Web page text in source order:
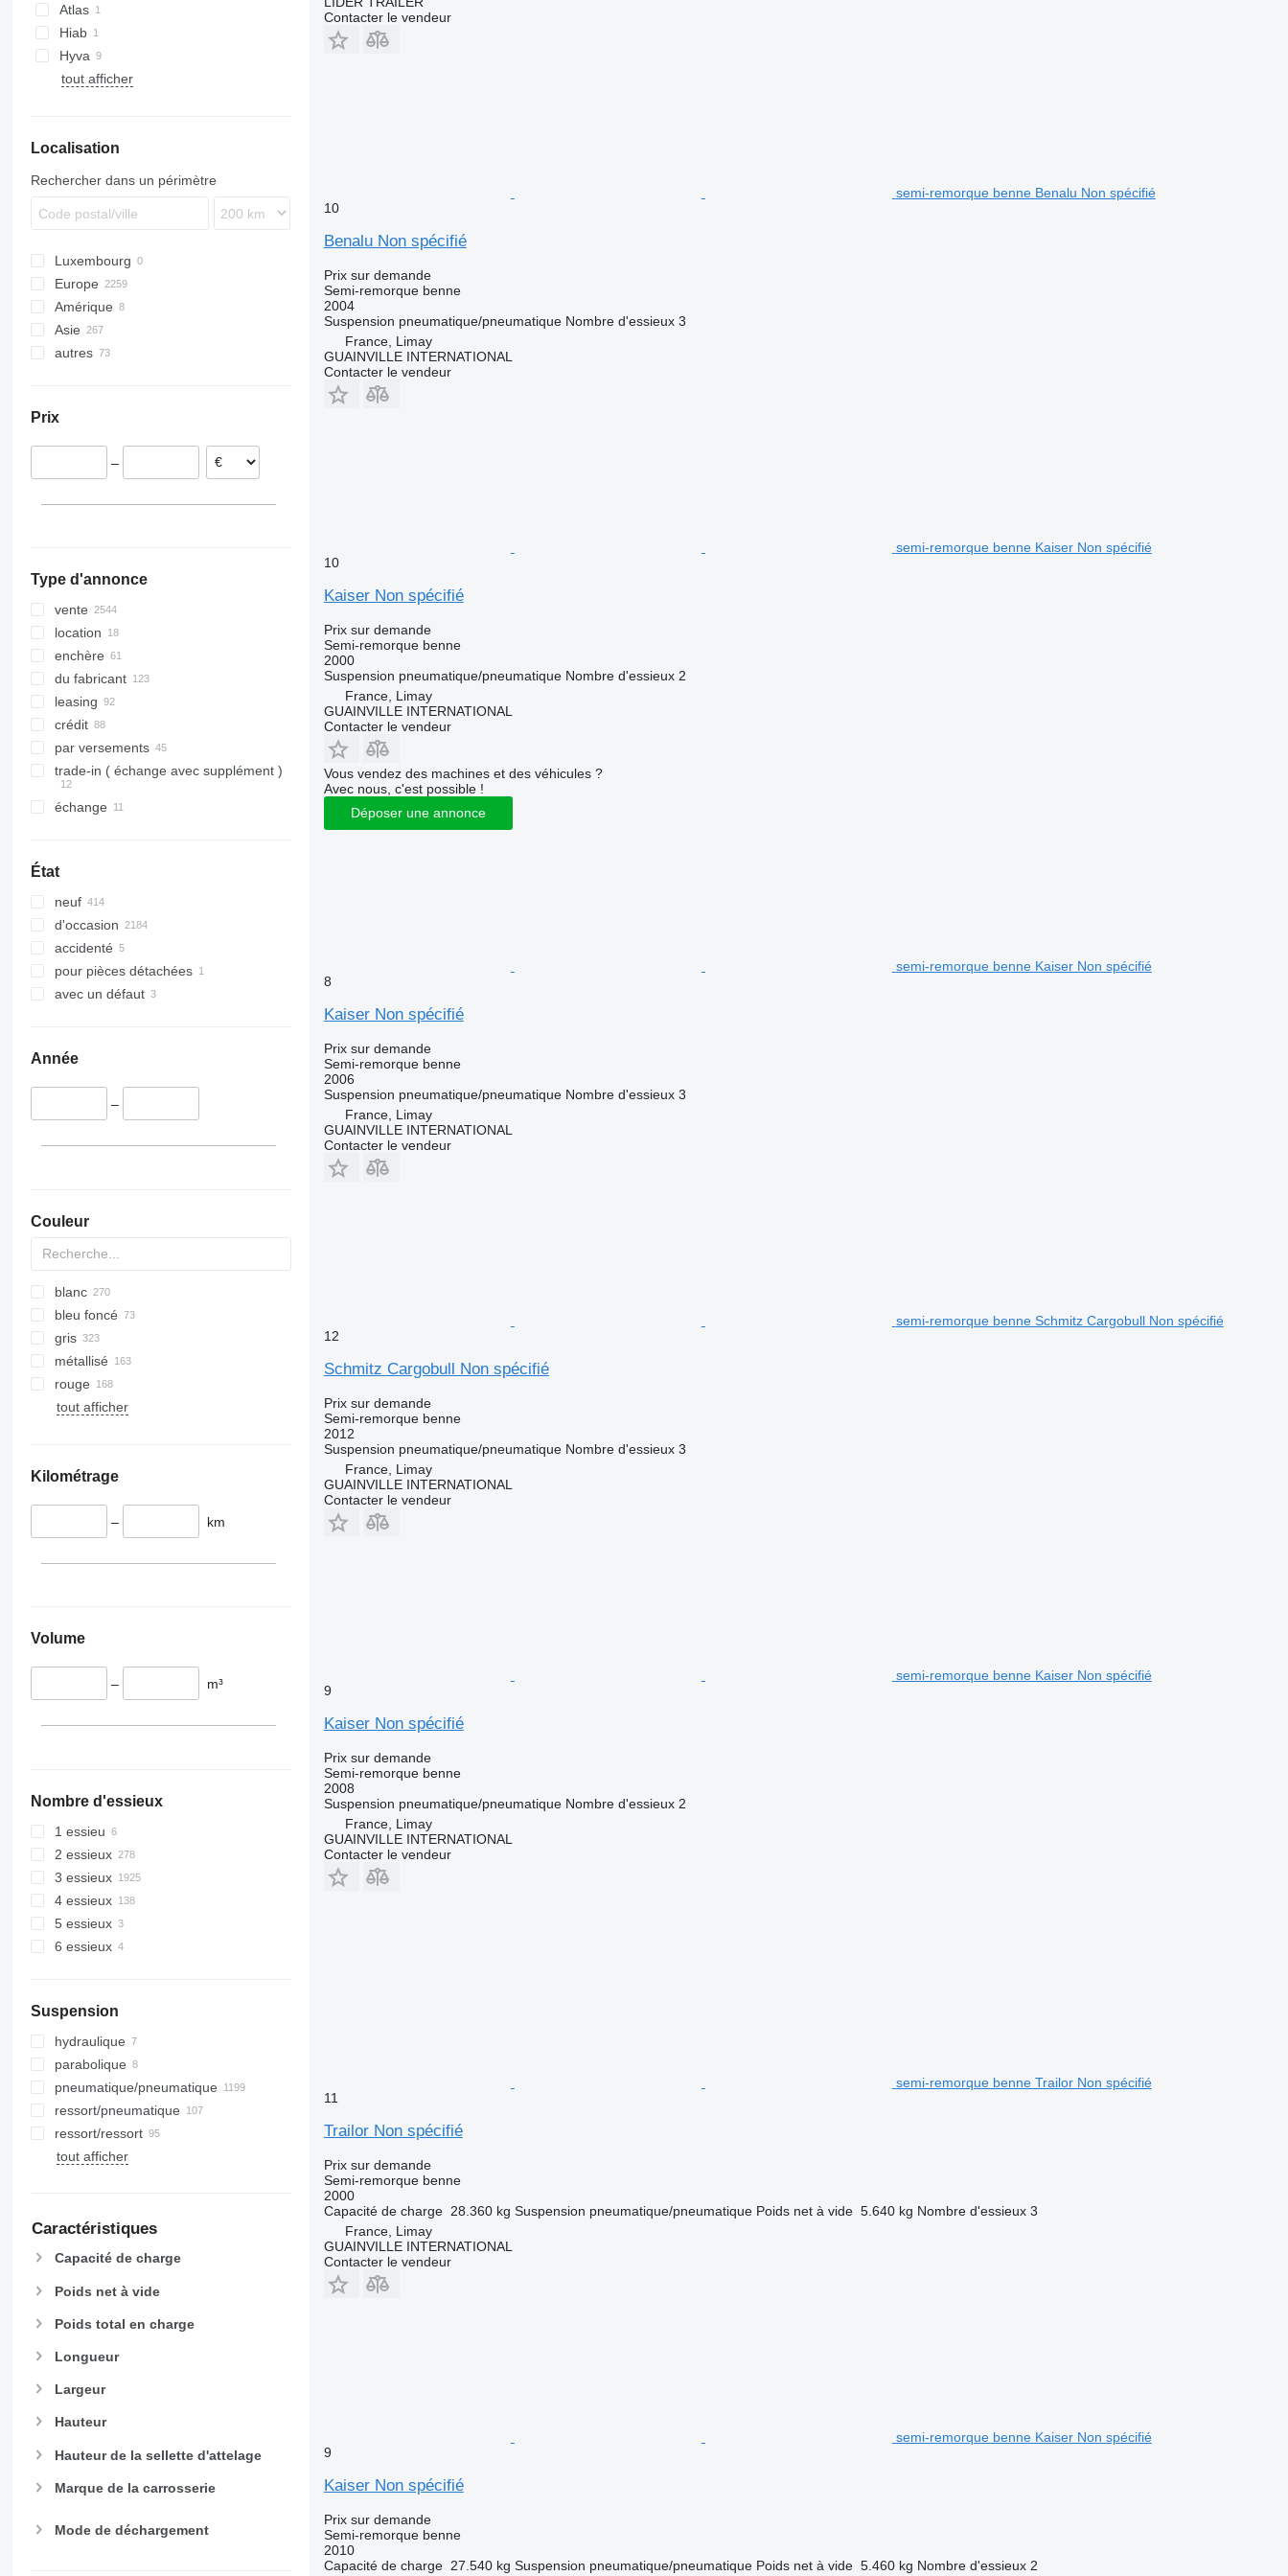
Atlas
Hiab
Hyva
tout afficher
Localisation
Rechercher dans un périmètre
Luxembourg
Europe
Allemagne
Pologne
Pays-Bas
République tchèque
Roumanie
Amérique
Mexique
États-Unis
Asie
Turquie
autres
Prix
–
Type d'annonce
vente
location
enchère
du fabricant
leasing
crédit
par versements
trade-in ( échange avec supplément )
échange
État
neuf
d'occasion
accidenté
pour pièces détachées
avec un défaut
Année
–
Couleur
blanc
bleu foncé
gris
métallisé
rouge
tout afficher
Kilométrage
– km
Volume
– m³
Nombre d'essieux
1 essieu
2 essieux
3 essieux
4 essieux
5 essieux
6 essieux
Suspension
hydraulique
parabolique
pneumatique/pneumatique
ressort/pneumatique
ressort/ressort
tout afficher
Caractéristiques
Capacité de charge
Poids net à vide
Poids total en charge
Longueur
Largeur
Hauteur
Hauteur de la sellette d'attelage
Marque de la carrosserie
Mode de déchargement
Contacter le vendeur
semi-remorque benne Benalu Non spécifié
10
Benalu Non spécifié
Prix sur demande
Semi-remorque benne
2004
Suspension pneumatique/pneumatique Nombre d'essieux 3
France, Limay
GUAINVILLE INTERNATIONAL
Contacter le vendeur
semi-remorque benne Kaiser Non spécifié
10
Kaiser Non spécifié
Prix sur demande
Semi-remorque benne
2000
Suspension pneumatique/pneumatique Nombre d'essieux 2
France, Limay
GUAINVILLE INTERNATIONAL
Contacter le vendeur
Vous vendez des machines et des véhicules ?
Avec nous, c'est possible !
Déposer une annonce
semi-remorque benne Kaiser Non spécifié
8
Kaiser Non spécifié
Prix sur demande
Semi-remorque benne
2006
Suspension pneumatique/pneumatique Nombre d'essieux 3
France, Limay
GUAINVILLE INTERNATIONAL
Contacter le vendeur
semi-remorque benne Schmitz Cargobull Non spécifié
12
Schmitz Cargobull Non spécifié
Prix sur demande
Semi-remorque benne
2012
Suspension pneumatique/pneumatique Nombre d'essieux 3
France, Limay
GUAINVILLE INTERNATIONAL
Contacter le vendeur
semi-remorque benne Kaiser Non spécifié
9
Kaiser Non spécifié
Prix sur demande
Semi-remorque benne
2008
Suspension pneumatique/pneumatique Nombre d'essieux 2
France, Limay
GUAINVILLE INTERNATIONAL
Contacter le vendeur
semi-remorque benne Trailor Non spécifié
11
Trailor Non spécifié
Prix sur demande
Semi-remorque benne
2000
Capacité de charge 28.360 kg Suspension pneumatique/pneumatique Poids net à vide 5.640 kg Nombre d'essieux 3
France, Limay
GUAINVILLE INTERNATIONAL
Contacter le vendeur
semi-remorque benne Kaiser Non spécifié
9
Kaiser Non spécifié
Prix sur demande
Semi-remorque benne
2010
Capacité de charge 27.540 kg Suspension pneumatique/pneumatique Poids net à vide 5.460 kg Nombre d'essieux 2